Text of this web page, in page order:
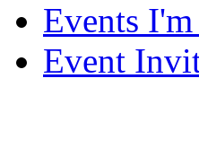
Events
Event